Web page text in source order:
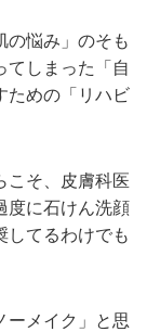
の悩み」のそも
てしまった「自
ための「リハビ
こそ、皮膚科医
度に石けん洗顔
してるわけでも
ーメイク」と思